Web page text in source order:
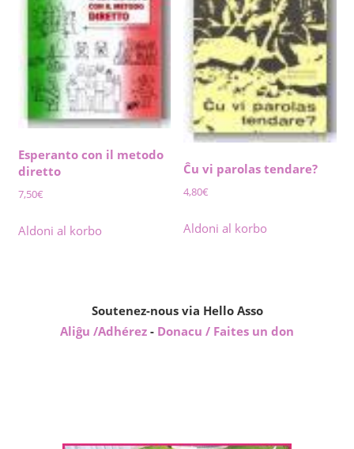
Esperanto con il metodo
diretto
7,50€
Aldoni al korbo
Ĉu vi parolas tendare?
4,80€
Aldoni al korbo
Soutenez-nous via Hello Asso
Aliĝu /Adhérez - Donacu / Faites un don